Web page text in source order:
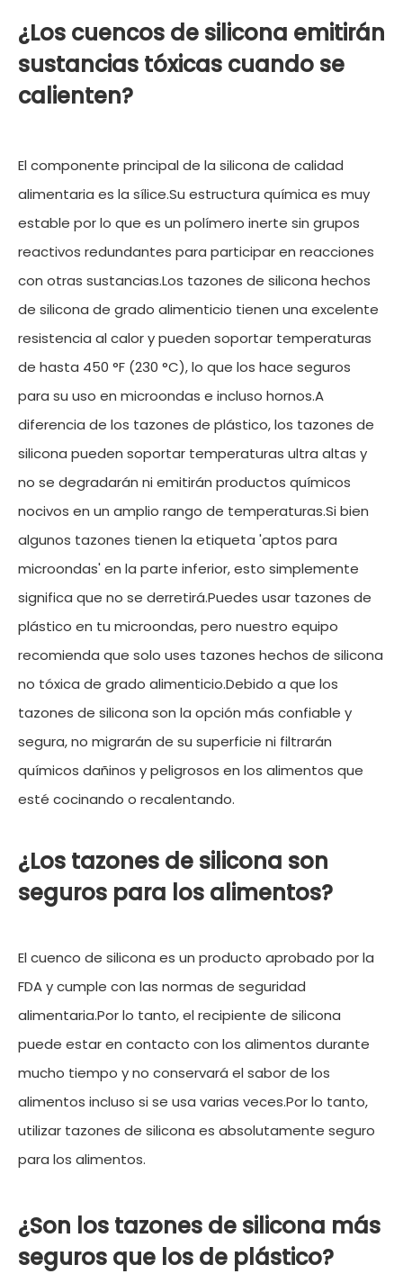
¿Los cuencos de silicona emitirán
sustancias tóxicas cuando se
calienten?
El componente principal de la silicona de calidad
alimentaria es la sílice.Su estructura química es muy
estable por lo que es un polímero inerte sin grupos
reactivos redundantes para participar en reacciones
con otras sustancias.Los tazones de silicona hechos
de silicona de grado alimenticio tienen una excelente
resistencia al calor y pueden soportar temperaturas
de hasta 450 °F (230 °C), lo que los hace seguros
para su uso en microondas e incluso hornos.A
diferencia de los tazones de plástico, los tazones de
silicona pueden soportar temperaturas ultra altas y
no se degradarán ni emitirán productos químicos
nocivos en un amplio rango de temperaturas.Si bien
algunos tazones tienen la etiqueta 'aptos para
microondas' en la parte inferior, esto simplemente
significa que no se derretirá.Puedes usar tazones de
plástico en tu microondas, pero nuestro equipo
recomienda que solo uses tazones hechos de silicona
no tóxica de grado alimenticio.Debido a que los
tazones de silicona son la opción más confiable y
segura, no migrarán de su superficie ni filtrarán
químicos dañinos y peligrosos en los alimentos que
esté cocinando o recalentando.
¿Los tazones de silicona son
seguros para los alimentos?
El cuenco de silicona es un producto aprobado por la
FDA y cumple con las normas de seguridad
alimentaria.Por lo tanto, el recipiente de silicona
puede estar en contacto con los alimentos durante
mucho tiempo y no conservará el sabor de los
alimentos incluso si se usa varias veces.Por lo tanto,
utilizar tazones de silicona es absolutamente seguro
para los alimentos.
¿Son los tazones de silicona más
seguros que los de plástico?